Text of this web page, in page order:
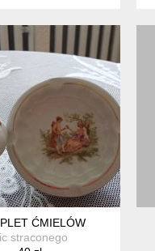
ĆMIELÓW
straconego